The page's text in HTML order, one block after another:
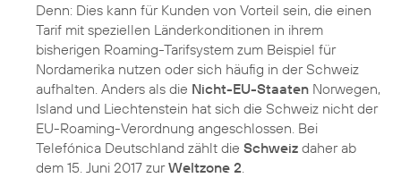
Denn: Dies kann für Kunden von Vorteil sein, die einen
Tarif mit speziellen Länderkonditionen in ihrem
bisherigen Roaming-Tarifsystem zum Beispiel für
Nordamerika nutzen oder sich häufig in der Schweiz
aufhalten. Anders als die Nicht-EU-Staaten Norwegen,
Island und Liechtenstein hat sich die Schweiz nicht der
EU-Roaming-Verordnung angeschlossen. Bei
Telefónica Deutschland zählt die Schweiz daher ab
dem 15. Juni 2017 zurWeltzone 2.